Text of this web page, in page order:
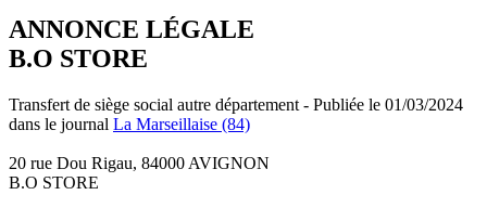
ANNONCE LÉGALE
B.O STORE
Transfert de siège social autre département - Publiée le 01/03/2024
dans le journal La Marseillaise (84)
20 rue Dou Rigau, 84000 AVIGNON
B.O STORE